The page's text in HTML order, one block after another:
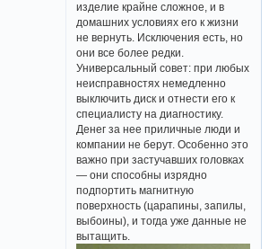
изделие крайне сложное, и в
домашних условиях его к жизни
не вернуть. Исключения есть, но
они все более редки.
Универсальный совет: при любых
неисправностях немедленно
выключить диск и отнести его к
специалисту на диагностику.
Денег за нее приличные люди и
компании не берут. Особенно это
важно при застучавших головках
— они способны изрядно
подпортить магнитную
поверхность (царапины, запилы,
выбоины), и тогда уже данные не
вытащить.